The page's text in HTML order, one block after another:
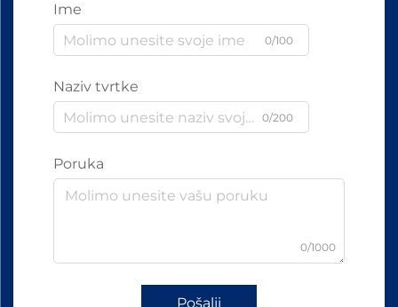
Ime
0/100
Naziv tvrtke
0/200
Poruka
0/1000
Pošalji